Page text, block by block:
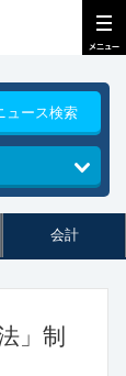
ュース検索
会計
」制